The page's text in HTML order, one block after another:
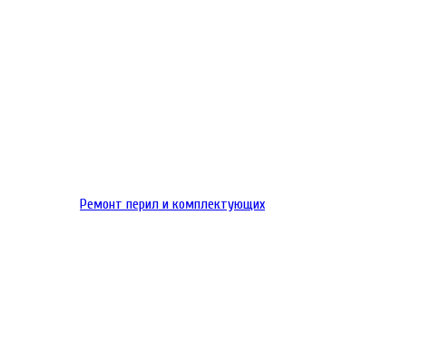
Ремонт перил и комплектующих